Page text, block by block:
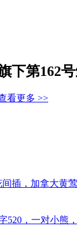
下第162
看更多 >>